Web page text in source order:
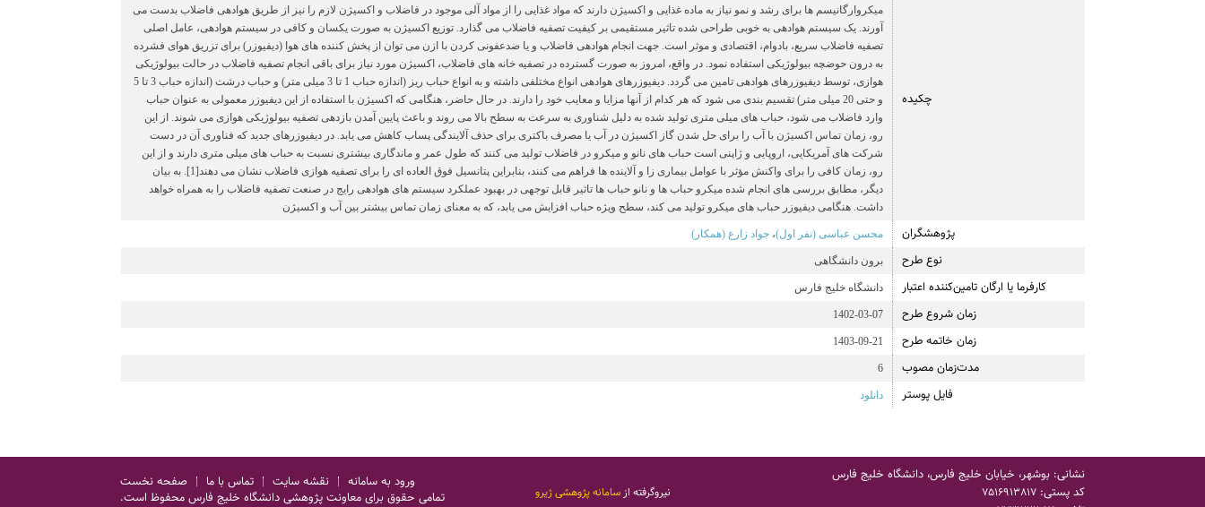
چکیده
میکروارگانیسم ها برای رشد و نمو نیاز به ماده غذایی و اکسیژن دارند که مواد غذایی را از مواد آلی موجود در فاضلاب و اکسیژن لازم را نیز از طریق هوادهی فاضلاب بدست می
آورند. یک سیستم هوادهی به خوبی طراحی شده تاثیر مستقیمی بر کیفیت تصفیه فاضلاب می گذارد. توزیع اکسیژن به صورت یکسان و کافی در سیستم هوادهی، عامل اصلی
تصفیه فاضلاب سریع، بادوام، اقتصادی و موثر است. جهت انجام هوادهی فاضلاب و یا ضدعفونی کردن با ازن می توان از پخش کننده های هوا (دیفیوزر) برای تزریق هوای فشرده
به درون حوضچه بیولوژیکی استفاده نمود. در واقع، امروز به صورت گسترده در تصفیه خانه های فاضلاب، اکسیژن مورد نیاز برای باقی انجام تصفیه فاضلاب در حالت بیولوژیکی
هوازی، توسط دیفیوزرهای هوادهی تامین می گردد. دیفیوزرهای هوادهی انواع مختلفی داشته و به انواع حباب ریز (اندازه حباب 1 تا 3 میلی متر) و حباب درشت (اندازه حباب 3 تا 5
و حتی 20 میلی متر) تقسیم بندی می شود که هر کدام از آنها مزایا و معایب خود را دارند. در حال حاضر، هنگامی که اکسیژن با استفاده از این دیفیوزر معمولی به عنوان حباب
وارد فاضلاب می شود، حباب های میلی متری تولید شده به دلیل شناوری به سرعت به سطح بالا می روند و باعث پایین آمدن بازدهی تصفیه بیولوژیکی هوازی می شوند. از این
رو، زمان تماس اکسیژن با آب را برای حل شدن گاز اکسیژن در آب یا مصرف باکتری برای حذف آلایندگی پساب کاهش می یابد. در دیفیوزرهای جدید که فناوری آن در دست
شرکت های آمریکایی، اروپایی و ژاپنی است حباب های نانو و میکرو در فاضلاب تولید می کنند که طول عمر و ماندگاری بیشتری نسبت به حباب های میلی متری دارند و از این
رو، زمان کافی را برای واکنش مؤثر با عوامل بیماری زا و آلاینده ها فراهم می کنند، بنابراین پتانسیل فوق العاده ای را برای تصفیه هوازی فاضلاب نشان می دهند[1]. به بیان
دیگر، مطابق بررسی های انجام شده میکرو حباب ها و نانو حباب ها تاثیر قابل توجهی در بهبود عملکرد سیستم های هوادهی رایج در صنعت تصفیه فاضلاب را به همراه خواهد
داشت. هنگامی دیفیوزر حباب های میکرو تولید می کند، سطح ویژه حباب افزایش می یابد، که به معنای زمان تماس بیشتر بین آب و اکسیژن
پژوهشگران محسن عباسی (نفر اول)،جواد زارع (همکار)
نوع طرح برون دانشگاهی
کارفرما یا ارگان تامین‌کننده اعتبار دانشگاه خلیج فارس
زمان شروع طرح 1402-03-07
زمان خاتمه طرح 1403-09-21
مدت‌زمان مصوب 6
فایل پوستر دانلود
نشانی: بوشهر، خیابان خلیج فارس، دانشگاه خلیج فارس
کد پستی:7516913817 نیروگرفته ازسامانه پژوهشی ژیرو
صفحه نخست تماس با ما نقشه سایت
ورود به سامانه
تمامی حقوق برای معاونت پژوهشی دانشگاه خلیج فارس محفوظ است.